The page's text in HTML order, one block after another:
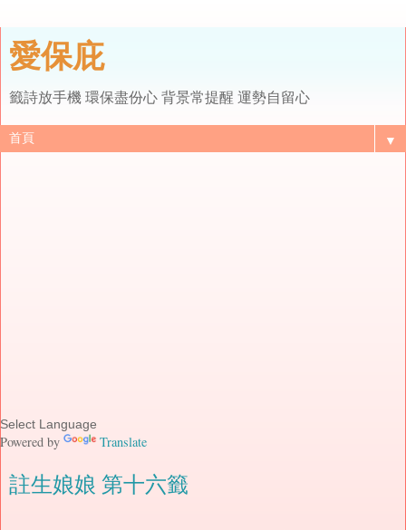
愛保庇
籤詩放手機 環保盡份心 背景常提醒 運勢自留心
▼
Powered by Translate
註生娘娘 第十六籤